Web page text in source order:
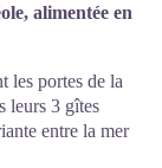
alimentée en
portes de la
leurs 3 gîtes
entre la mer